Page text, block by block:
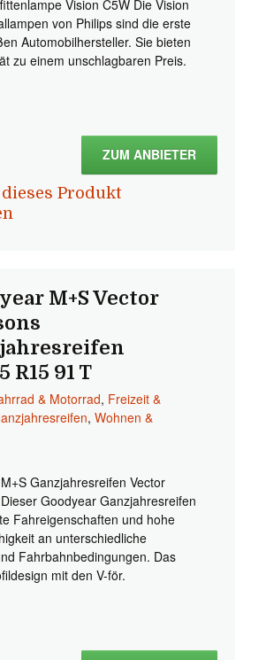
Vision C5W Die Vision
von Philips sind die erste
Automobilhersteller. Sie bieten
zu einem unschlagbaren Preis.
ZUM ANBIETER
Produkt
M+S Vector
R15 91 T
& Motorrad, Freizeit &
, Wohnen &
Ganzjahresreifen Vector
Goodyear Ganzjahresreifen
Fahreigenschaften und hohe
an unterschiedliche
Fahrbahnbedingungen. Das
mit den V-för.